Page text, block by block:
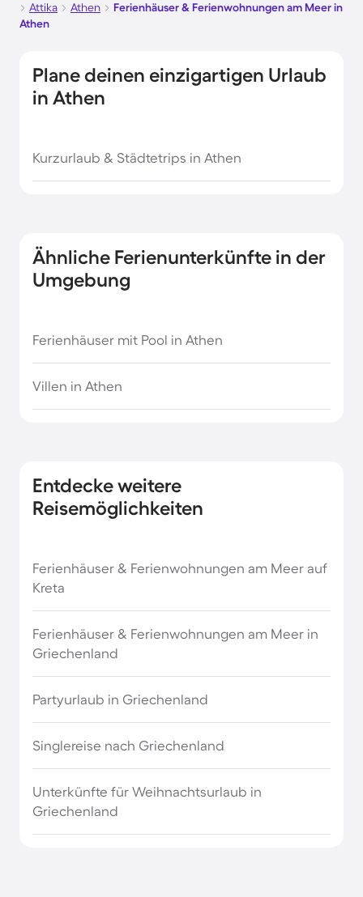
Attika
Athen
Ferienhäuser & Ferienwohnungen am Meer in
Athen
Plane deinen einzigartigen Urlaub
in Athen
Kurzurlaub & Städtetrips in Athen
Ähnliche Ferienunterkünfte in der
Umgebung
Ferienhäuser mit Pool in Athen
Villen in Athen
Entdecke weitere
Reisemöglichkeiten
Ferienhäuser & Ferienwohnungen am Meer auf
Kreta
Ferienhäuser & Ferienwohnungen am Meer in
Griechenland
Partyurlaub in Griechenland
Singlereise nach Griechenland
Unterkünfte für Weihnachtsurlaub in
Griechenland